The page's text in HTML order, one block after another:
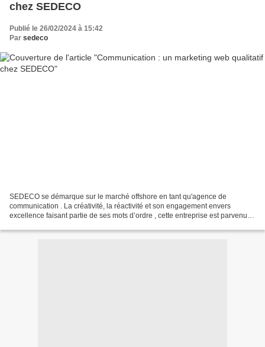
chez SEDECO
Publié le 26/02/2024 à 15:42
Par sedeco
SEDECO se démarque sur le marché offshore en tant qu'agence de
communication . La créativité, la réactivité et son engagement envers
excellence faisant partie de ses mots d’ordre , cette entreprise est parvenue